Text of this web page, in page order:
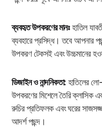
ব্যবহৃত উপকরণের মানঃহাতিল
ব্যবহারে প্রসিদ্ধ। তবে আপনার
উপকরণ টেকসই এবং উচ্চমানের
ডিজাইন ও নান্দনিকতা: হাতিলের
উপকরণের মিশেলে তৈরি ক্লাসিক
রুচির প্রতিফলক এবং ঘরের
আদর্শ পছন্দ।